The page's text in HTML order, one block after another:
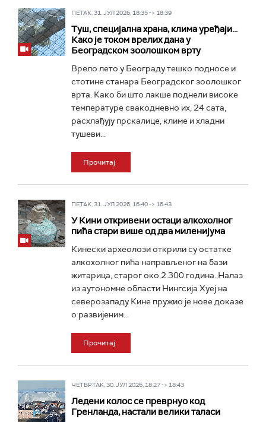
ПЕТАК, 31. ЈУЛ 2026, 18:35 -> 18:39
Туш, специјална храна, клима уређаји...
Како је током врелих дана у
Београдском зоолошком врту
Врело лето у Београду тешко подносе и
стотине станара Београдског зоолошког
врта. Како би што лакше поднели високе
температуре свакодневно их, 24 сата,
расхлађују прскалице, климе и хладни
тушеви...
Прочитај
ПЕТАК, 31. ЈУЛ 2026, 16:40 -> 16:43
У Кини откривени остаци алкохолног
пића стари више од два миленијума
Кинески археолози открили су остатке
алкохолног пића направљеног на бази
житарица, старог око 2.300 година. Налаз
из аутономне области Нингсија Хуеј на
северозападу Кине пружио је нове доказе
о развијеним...
Прочитај
ЧЕТВРТАК, 30. ЈУЛ 2026, 18:27 -> 18:43
Ледени колос се преврнуо код
Гренланда, настали велики таласи